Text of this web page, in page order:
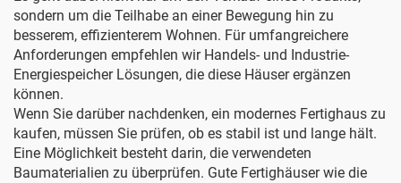
sondern um die Teilhabe an einer Bewegung hin zu
besserem, effizienterem Wohnen. Für umfangreichere
Anforderungen empfehlen wir Handels- und Industrie-
Energiespeicher Lösungen, die diese Häuser ergänzen
können.
Wenn Sie darüber nachdenken, ein modernes Fertighaus zu
kaufen, müssen Sie prüfen, ob es stabil ist und lange hält.
Eine Möglichkeit besteht darin, die verwendeten
Baumaterialien zu überprüfen. Gute Fertighäuser wie die